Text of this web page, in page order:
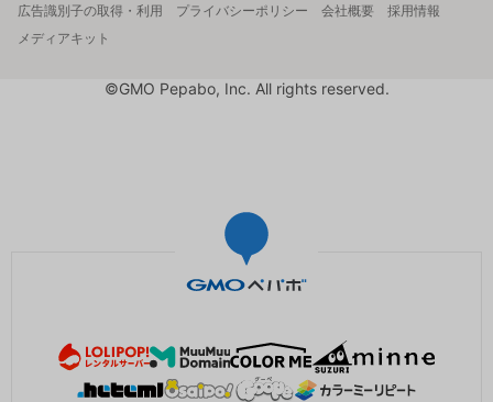
広告識別子の取得・利用
プライバシーポリシー 会社概要
採用情報
メディアキット
©GMO Pepabo, Inc. All rights reserved.